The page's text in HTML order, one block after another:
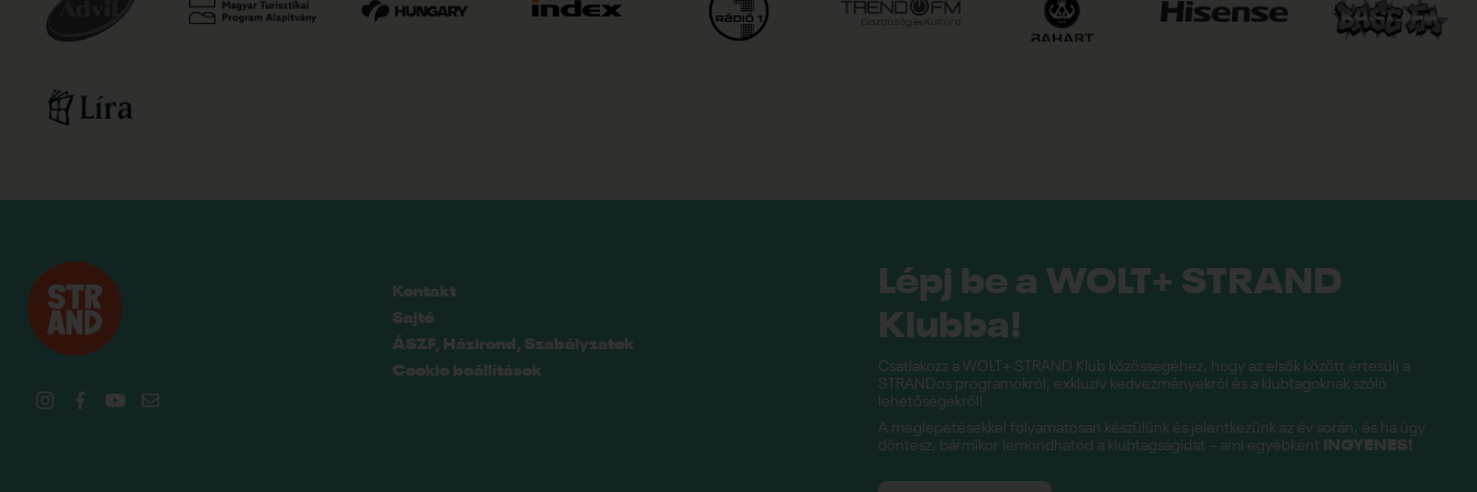
Kontakt
Sajtó
ÁSZF, Házirend, Szabályzatok
Cookie beállítások
Lépj be a WOLT+ STRAND
Klubba!
Csatlakozz a WOLT+ STRAND Klub közösségéhez, hogy az elsők között értesülj a
STRANDos programokról, exkluzív kedvezményekről és a klubtagoknak szóló
lehetőségekről!
A meglepetésekkel folyamatosan készülünk és jelentkezünk az év során, és ha úgy
döntesz, bármikor lemondhatod a klubtagságidat – ami egyébként
INGYENES!